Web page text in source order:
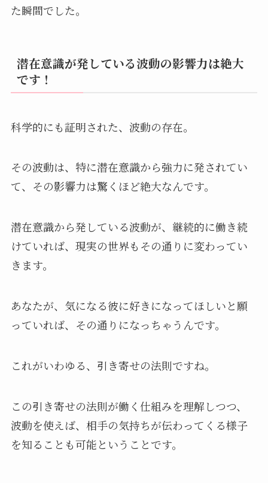
た瞬間でした。
潜在意識が発している波動の影響力は絶大
です！
科学的にも証明された、波動の存在。
その波動は、特に潜在意識から強力に発されてい
て、その影響力は驚くほど絶大なんです。
潜在意識から発している波動が、継続的に働き続
けていれば、現実の世界もその通りに変わってい
きます。
あなたが、気になる彼に好きになってほしいと願
っていれば、その通りになっちゃうんです。
これがいわゆる、引き寄せの法則ですね。
この引き寄せの法則が働く仕組みを理解しつつ、
波動を使えば、相手の気持ちが伝わってくる様子
を知ることも可能ということです。